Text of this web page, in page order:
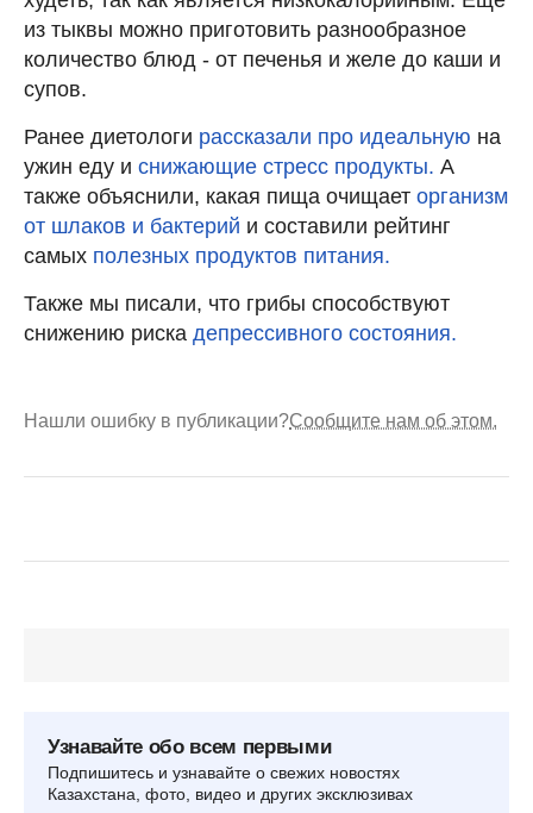
из тыквы можно приготовить разнообразное
количество блюд - от печенья и желе до каши и
супов.
Ранее диетологи рассказали про идеальную на
ужин еду и снижающие стресс продукты. А
также объяснили, какая пища очищает организм
от шлаков и бактерий и составили рейтинг
самых полезных продуктов питания.
Также мы писали, что грибы способствуют
снижению риска депрессивного состояния.
Нашли ошибку в публикации?Сообщите нам об этом.
Узнавайте обо всем первыми
Подпишитесь и узнавайте о свежих новостях
Казахстана, фото, видео и других эксклюзивах